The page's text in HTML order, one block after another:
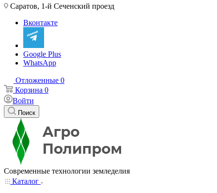
Саратов, 1-й Сеченский проезд
Вконтакте
Google Plus
WhatsApp
Отложенные 0
Корзина 0
Войти
Поиск
Современные технологии земледелия
Каталог